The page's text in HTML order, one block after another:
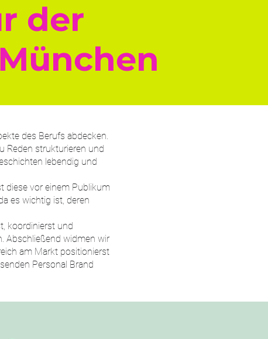
der
des Berufs abdecken.
Reden strukturieren und
lebendig und
diese vor einem Publikum
es wichtig ist, deren
koordinierst und
Abschließend widmen wir
am Markt positionierst
Personal Brand